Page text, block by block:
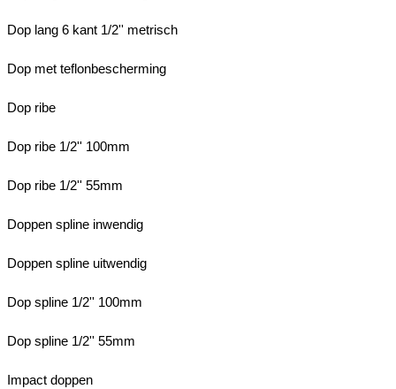
Dop lang 6 kant 1/2'' metrisch
Dop met teflonbescherming
Dop ribe
Dop ribe 1/2'' 100mm
Dop ribe 1/2'' 55mm
Doppen spline inwendig
Doppen spline uitwendig
Dop spline 1/2'' 100mm
Dop spline 1/2'' 55mm
Impact doppen